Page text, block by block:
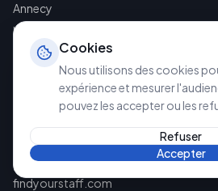
Annecy
Lille
Bordeaux
Saint-Étienne
CONTACT
findyourstaff.com
Cookies
Nous utilisons des cookies
expérience et mesurer
pouvez les accepter ou les
Refuser
Accepter